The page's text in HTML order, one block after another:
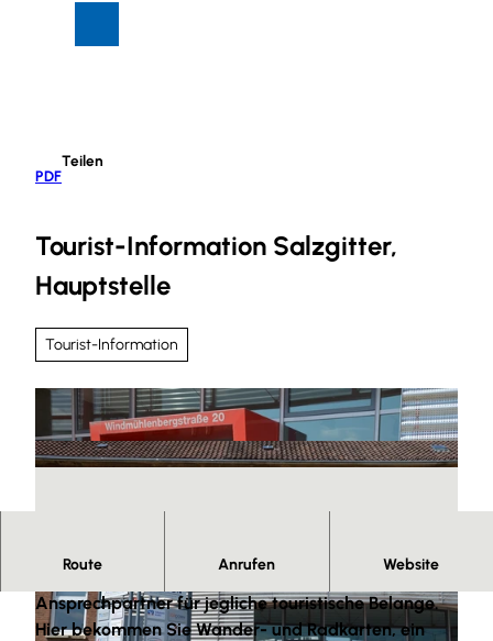
PDF
Teilen
Tourist-Information Salzgitter,
Hauptstelle
Tourist-Information
Route Anrufen Website
Die Tourist-Information ist der richtige
Ansprechpartner für jegliche touristische Belange.
Hier bekommen Sie Wander- und Radkarten, ein